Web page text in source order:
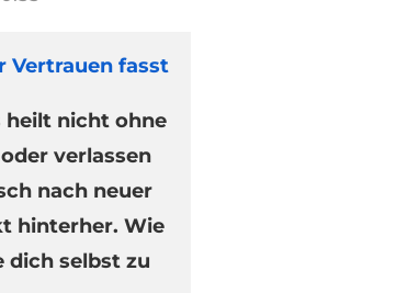
Vertrauen fasst
heilt nicht ohne
verlassen
nach neuer
hinterher. Wie
dich selbst zu